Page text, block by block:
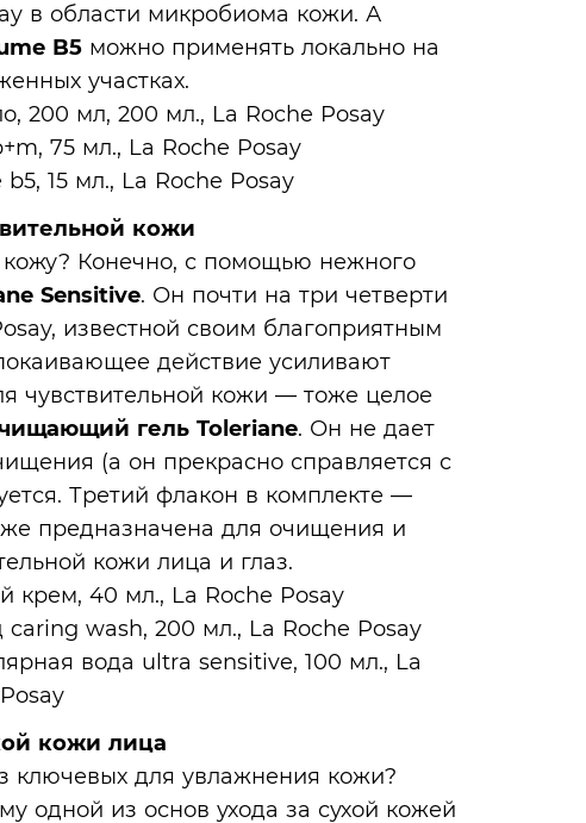
в области микробиома кожи. А
B5можно применять локально на
участках.
кожи
кожу? Конечно, с помощью нежного
Sensitive. Он почти на три четверти
известной своим благоприятным
действие усиливают
чувствительной кожи — тоже целое
гель Toleriane. Он не дает
(а он прекрасно справляется с
Третий флакон в комплекте —
предназначена для очищения и
кожи лица и глаз.
кожи лица
ключевых для увлажнения кожи?
одной из основ ухода за сухой кожей